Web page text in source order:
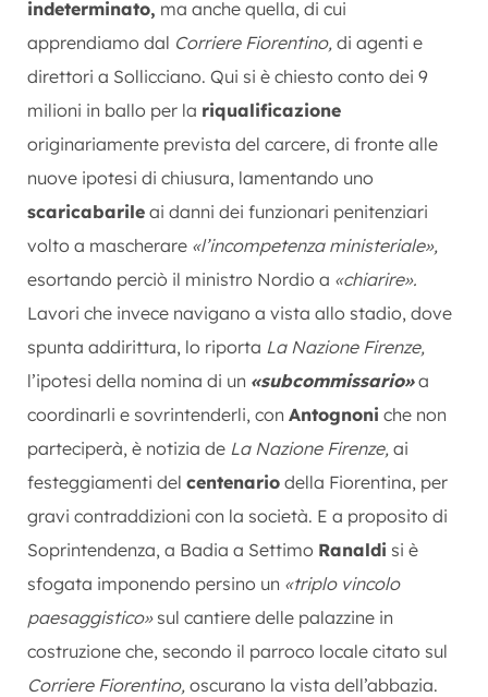
indeterminato, ma anche quella, di cui
apprendiamo dal Corriere Fiorentino, di agenti e
direttori a Sollicciano. Qui si è chiesto conto dei 9
milioni in ballo per la riqualificazione
originariamente prevista del carcere, di fronte alle
nuove ipotesi di chiusura, lamentando uno
scaricabarile ai danni dei funzionari penitenziari
volto a mascherare «l’incompetenza ministeriale»,
esortando perciò il ministro Nordio a «chiarire».
Lavori che invece navigano a vista allo stadio, dove
spunta addirittura, lo riporta La Nazione Firenze,
l’ipotesi della nomina di un «subcommissario»a
coordinarli e sovrintenderli, con Antognoni che non
parteciperà, è notizia de La Nazione Firenze, ai
festeggiamenti del centenario della Fiorentina, per
gravi contraddizioni con la società. E a proposito di
Soprintendenza, a Badia a Settimo Ranaldi si è
sfogata imponendo persino un «triplo vincolo
paesaggistico»sul cantiere delle palazzine in
costruzione che, secondo il parroco locale citato sul
Corriere Fiorentino, oscurano la vista dell’abbazia.